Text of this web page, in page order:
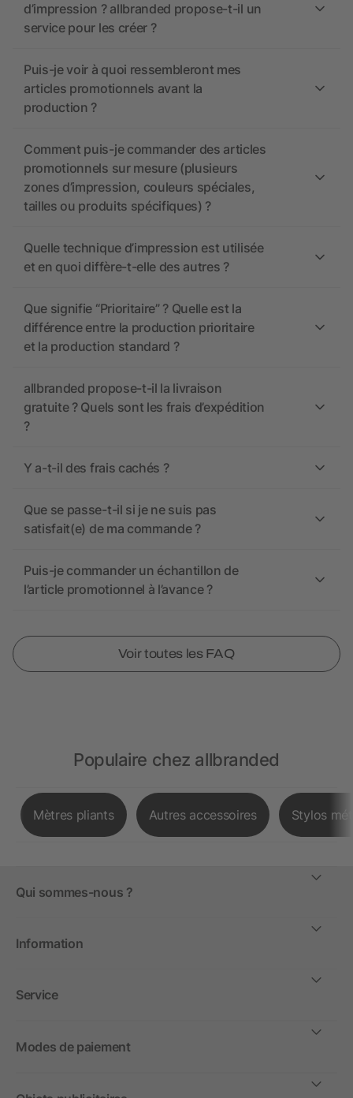
d’impression ? allbranded propose-t-il un
service pour les créer ?
Puis-je voir à quoi ressembleront mes
articles promotionnels avant la
production ?
Comment puis-je commander des articles
promotionnels sur mesure (plusieurs
zones d’impression, couleurs spéciales,
tailles ou produits spécifiques) ?
Quelle technique d’impression est utilisée
et en quoi diffère-t-elle des autres ?
Que signifie “Prioritaire” ? Quelle est la
différence entre la production prioritaire
et la production standard ?
allbranded propose-t-il la livraison
gratuite ? Quels sont les frais d’expédition
?
Y a-t-il des frais cachés ?
Que se passe-t-il si je ne suis pas
satisfait(e) de ma commande ?
Puis-je commander un échantillon de
l’article promotionnel à l’avance ?
Voir toutes les FAQ
Populaire chez allbranded
Mètres pliants Autres accessoires Stylos
Qui sommes-nous ?
Information
Service
Modes de paiement